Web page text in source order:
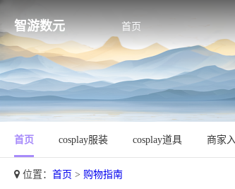
智游数元 首页
首页 cosplay服装 cosplay道具 商家
位置： 首页 > 购物指南